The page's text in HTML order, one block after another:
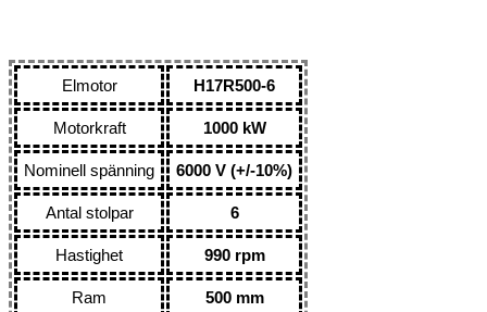
Elmotor H17R500-6
Motorkraft 1000 kW
Nominell spänning 6000 V (+/-10%)
Antal stolpar 6
Hastighet 990 rpm
Ram 500 mm